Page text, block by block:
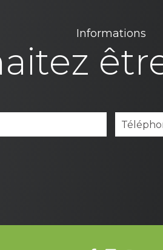
Informations